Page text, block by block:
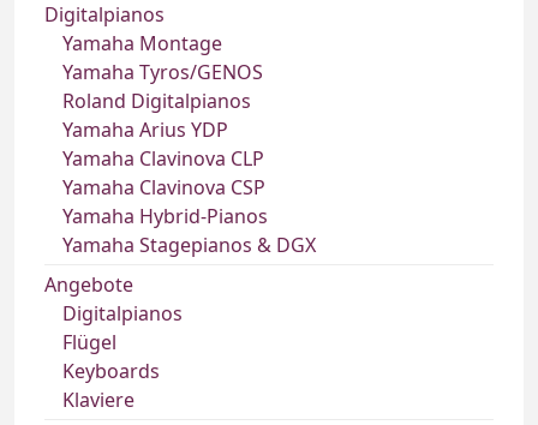
Digitalpianos
Yamaha Montage
Yamaha Tyros/GENOS
Roland Digitalpianos
Yamaha Arius YDP
Yamaha Clavinova CLP
Yamaha Clavinova CSP
Yamaha Hybrid-Pianos
Yamaha Stagepianos & DGX
Angebote
Digitalpianos
Flügel
Keyboards
Klaviere